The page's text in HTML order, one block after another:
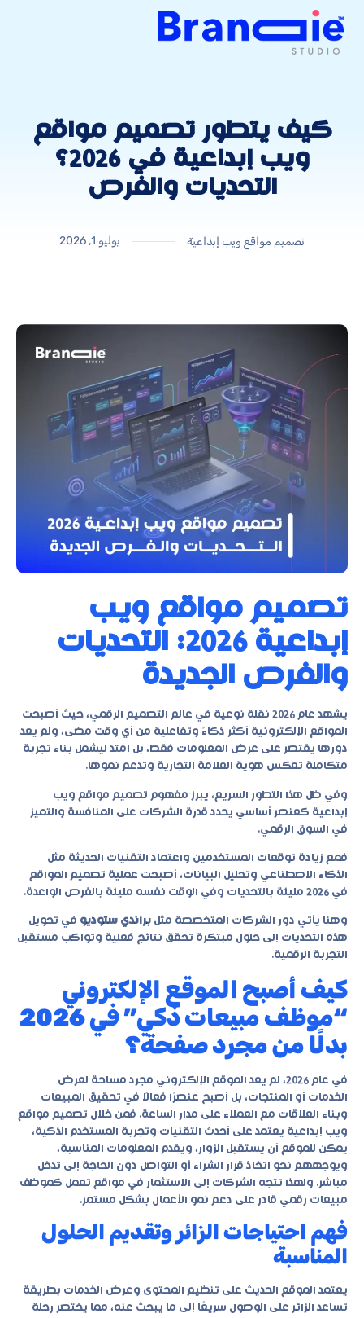
كيف يتطور تصميم مواقع
ويب إبداعية في 2026؟
التحديات والفرص
تصميم مواقع ويب إبداعية يوليو 1, 2026
تصميم مواقع ويب
إبداعية 2026: التحديات
والفرص الجديدة
يشهد عام 2026 نقلة نوعية في عالم التصميم الرقمي، حيث أصبحت
المواقع الإلكترونية أكثر ذكاءً وتفاعلية من أي وقت مضى، ولم يعد
دورها يقتصر على عرض المعلومات فقط، بل امتد ليشمل بناء تجربة
متكاملة تعكس هوية العلامة التجارية وتدعم نموها.
وفي ظل هذا التطور السريع، يبرز مفهوم تصميم مواقع ويب
إبداعية كعنصر أساسي يحدد قدرة الشركات على المنافسة والتميز
في السوق الرقمي.
فمع زيادة توقعات المستخدمين واعتماد التقنيات الحديثة مثل
الذكاء الاصطناعي وتحليل البيانات، أصبحت عملية تصميم المواقع
في 2026 مليئة بالتحديات وفي الوقت نفسه مليئة بالفرص الواعدة.
وهنا يأتي دور الشركات المتخصصة مثل براندي ستوديو في تحويل
هذه التحديات إلى حلول مبتكرة تحقق نتائج فعلية وتواكب مستقبل
التجربة الرقمية.
كيف أصبح الموقع الإلكتروني
“موظف مبيعات ذكي” في 2026
بدلًا من مجرد صفحة؟
في عام 2026، لم يعد الموقع الإلكتروني مجرد مساحة لعرض
الخدمات أو المنتجات، بل أصبح عنصرًا فعالًا في تحقيق المبيعات
وبناء العلاقات مع العملاء على مدار الساعة. فمن خلال تصميم مواقع
ويب إبداعية يعتمد على أحدث التقنيات وتجربة المستخدم الذكية،
يمكن للموقع أن يستقبل الزوار، ويقدم المعلومات المناسبة،
ويوجههم نحو اتخاذ قرار الشراء أو التواصل دون الحاجة إلى تدخل
مباشر. ولهذا تتجه الشركات إلى الاستثمار في مواقع تعمل كموظف
مبيعات رقمي قادر على دعم نمو الأعمال بشكل مستمر.
فهم احتياجات الزائر وتقديم الحلول
المناسبة
يعتمد الموقع الحديث على تنظيم المحتوى وعرض الخدمات بطريقة
تساعد الزائر على الوصول سريعًا إلى ما يبحث عنه، مما يختصر رحلة